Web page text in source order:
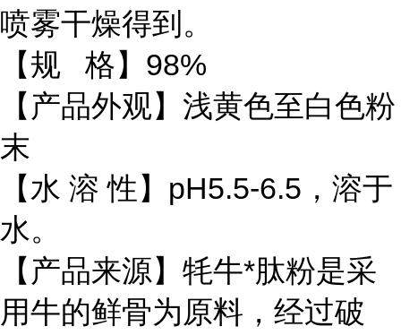
喷雾干燥得到。
【规 格】98%
【产品外观】浅黄色至白色粉
末
【水 溶 性】pH5.5-6.5，溶于
水。
【产品来源】牦牛*肽粉是采
用牛的鲜骨为原料，经过破